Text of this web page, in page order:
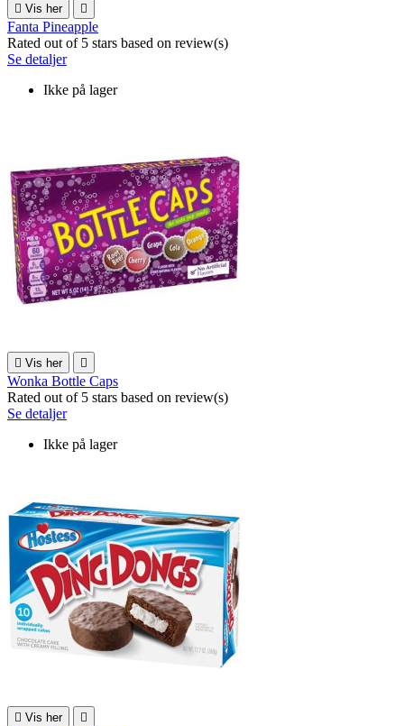
 Vis her 
Fanta Pineapple
Rated out of 5 stars based on review(s)
Se detaljer
Ikke på lager
 Vis her 
Wonka Bottle Caps
Rated out of 5 stars based on review(s)
Se detaljer
Ikke på lager
 Vis her 